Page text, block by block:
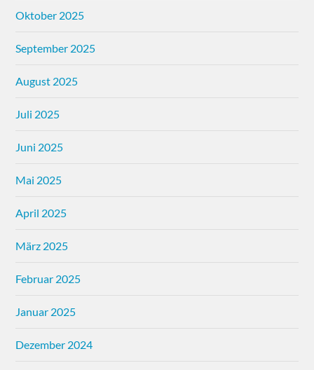
Oktober 2025
September 2025
August 2025
Juli 2025
Juni 2025
Mai 2025
April 2025
März 2025
Februar 2025
Januar 2025
Dezember 2024